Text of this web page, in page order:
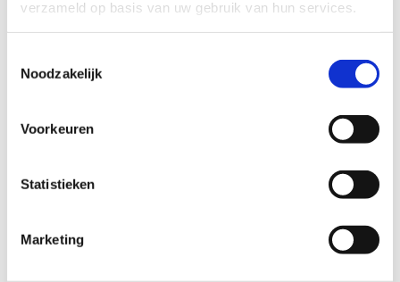
verzameld op basis van uw gebruik van hun services.
Noodzakelijk
Voorkeuren
Statistieken
Marketing
Ontdek ons sportverblijf